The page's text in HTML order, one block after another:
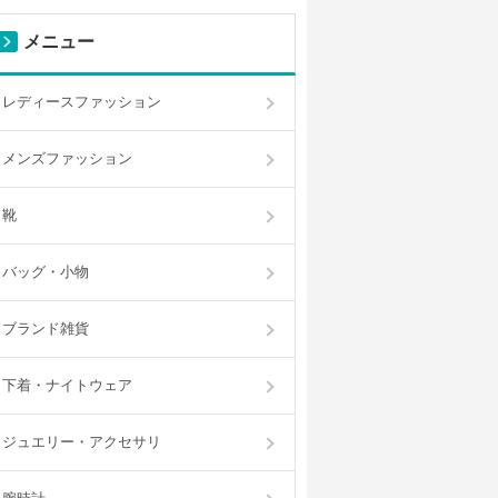
メニュー
レディースファッション
メンズファッション
靴
バッグ・小物
ブランド雑貨
下着・ナイトウェア
ジュエリー・アクセサリ